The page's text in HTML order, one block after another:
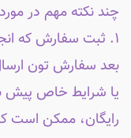
چند نکته مهم در
۱. ثبت سفارش که
بعد سفارش تون
یا شرایط خاص پیش
رایگان، ممکن است